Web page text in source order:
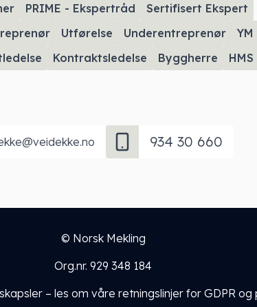
PRIME - Ekspertråd
Sertifisert Ekspert
Utførelse Underentreprenør
YM
Kontraktsledelse Byggherre
HMS
934 30 660
© Norsk Mekling
Org.nr. 929 348 184
– les om våre retningslinjer for GDPR og